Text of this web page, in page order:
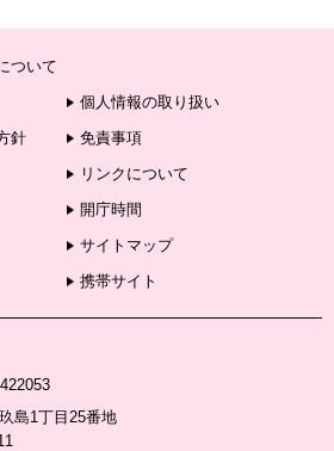
ついて
個人情報の取り扱い
針
免責事項
リンクについて
開庁時間
サイトマップ
携帯サイト
島1丁目25番地